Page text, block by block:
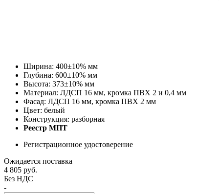
Ширина: 400±10% мм
Глубина: 600±10% мм
Высота: 373±10% мм
Материал: ЛДСП 16 мм, кромка ПВХ 2 и 0,4 мм
Фасад: ЛДСП 16 мм, кромка ПВХ 2 мм
Цвет: белый
Конструкция: разборная
Реестр МПТ
Регистрационное удостоверение
Ожидается поставка
4 805 руб.
Без НДС
-